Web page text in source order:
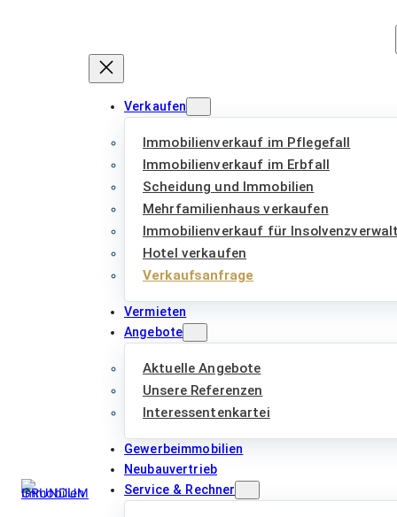
Verkaufen
Immobilienverkauf im Pflegefall
Immobilienverkauf im Erbfall
Scheidung und Immobilien
Mehrfamilienhaus verkaufen
Immobilienverkauf für
Hotel verkaufen
Verkaufsanfrage
Vermieten
Angebote
Aktuelle Angebote
Unsere Referenzen
Interessentenkartei
Gewerbeimmobilien
Neubauvertrieb
Service & Rechner